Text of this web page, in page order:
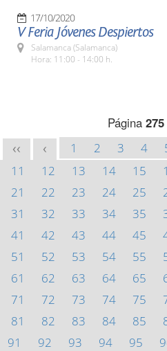
17/10/2020
V Feria Jóvenes Despiertos
Salamanca (Salamanca)
Hora: 11:00 - 14:00 h.
Página 275
<< < 1 2 3 4
11
12 13 14 15
21
22 23 24 25
31
32 33 34 35
41
42 43 44 45
51
52 53 54 55
61
62 63 64 65
71
72 73 74 75
81
82 83 84 85
91
92 93 94 95